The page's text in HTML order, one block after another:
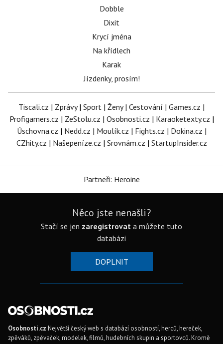
Dobble
Dixit
Krycí jména
Na křídlech
Karak
Jízdenky, prosím!
Tiscali.cz | Zprávy| Sport | Ženy| Cestování | Games.cz |
Profigamers.cz | ZeStolu.cz | Osobnosti.cz | Karaoketexty.cz |
Úschovna.cz | Nedd.cz | Moulík.cz | Fights.cz | Dokina.cz |
CZhity.cz | Našepeníze.cz | Srovnám.cz | StartupInsider.cz
Partneři: Heroine
Něco jste nenašli?
Stačí se jen zaregistrovat a můžete tuto
databázi
DOPLNIT
Osobnosti.cz Největší český web s databází osobností, herců, hereček,
zpěváků, zpěvaček, modelek, filmů, hudebních skupin a sportovců. Kromě